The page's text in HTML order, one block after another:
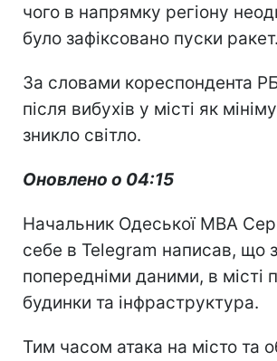
чого в напрямку регіону
було зафіксовано пуски ракет.
За словами кореспондента
після вибухів у місті як
зникло світло.
Оновлено о 04:15
Начальник Одеської МВА
себе в Telegram написав, що
попередніми даними, в місті
будинки та інфраструктура.
Тим часом атака на місто та